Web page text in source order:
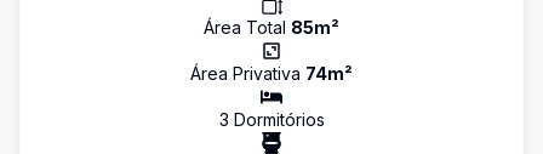
Área Total 85m²
Área Privativa 74m²
3 Dormitórios